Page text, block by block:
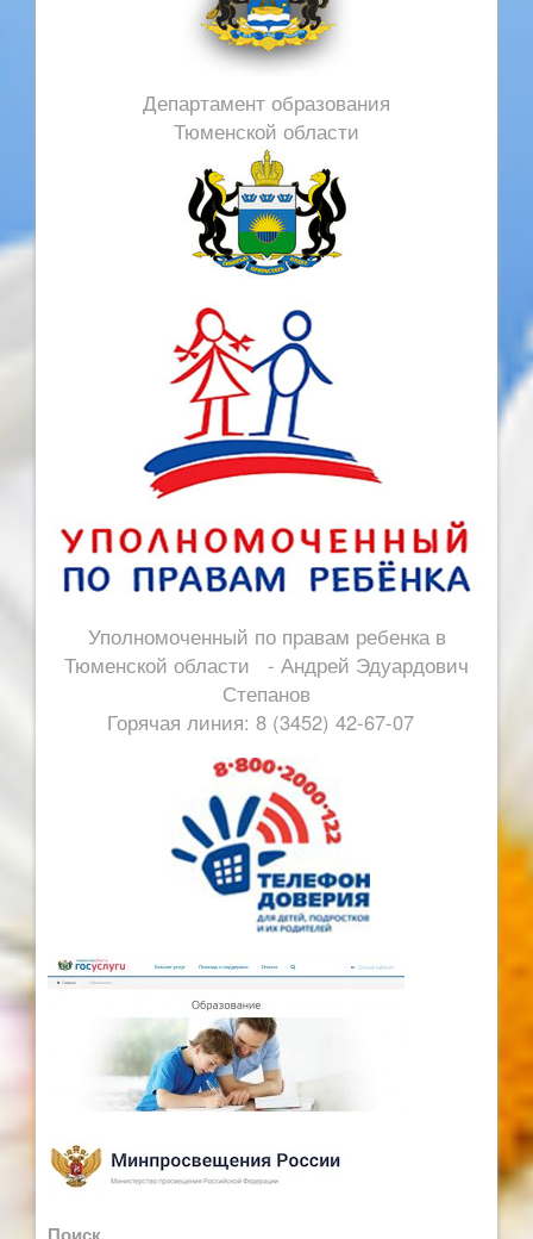
Департамент образования
Тюменской области
Уполномоченный по правам ребенка в
Тюменской области - Андрей Эдуардович
Степанов
Горячая линия: 8 (3452) 42-67-07
Поиск